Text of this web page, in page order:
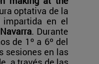
optativa de la
en el
. Durante
de 1º a 6º del
sesiones en las